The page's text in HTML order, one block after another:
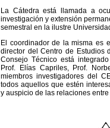
La Cátedra está llamada a
investigación y extensión
semestral en la ilustre
El coordinador de la misma es
director del Centro de Estudios
Consejo Técnico está
Prof. Elías Capriles, Prof.
miembros investigadores del
todos aquellos que estén
y auspicio de las relaciones